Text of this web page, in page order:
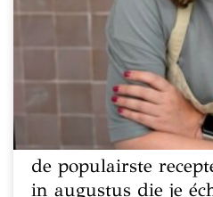
de populairste
in augustus die je